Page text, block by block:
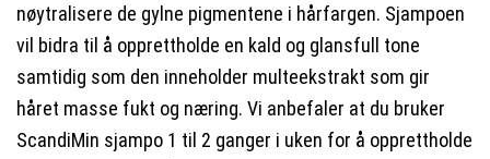
nøytralisere de gylne pigmentene i hårfargen. Sjampoen
vil bidra til å opprettholde en kald og glansfull tone
samtidig som den inneholder multeekstrakt som gir
håret masse fukt og næring. Vi anbefaler at du bruker
ScandiMin sjampo 1 til 2 ganger i uken for å opprettholde